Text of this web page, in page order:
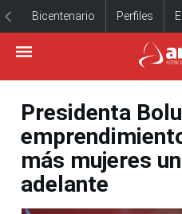
Bicentenario Perfiles
Presidenta
más mujeres
adelante